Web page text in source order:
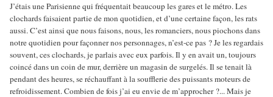
J’étais une Parisienne qui fréquentait beaucoup les gares et le métro. Les
clochards faisaient partie de mon quotidien, et d’une certaine façon, les rats
aussi. C’est ainsi que nous faisons, nous, les romanciers, nous piochons dans
notre quotidien pour façonner nos personnages, n’est-ce pas ? Je les regardais
souvent, ces clochards, je parlais avec eux parfois. Il y en avait un, toujours
coincé dans un coin de mur, derrière un magasin de surgelés. Il se tenait là
pendant des heures, se réchauffant à la soufflerie des puissants moteurs de
refroidissement. Combien de fois j’ai eu envie de m’approcher ?... Mais je